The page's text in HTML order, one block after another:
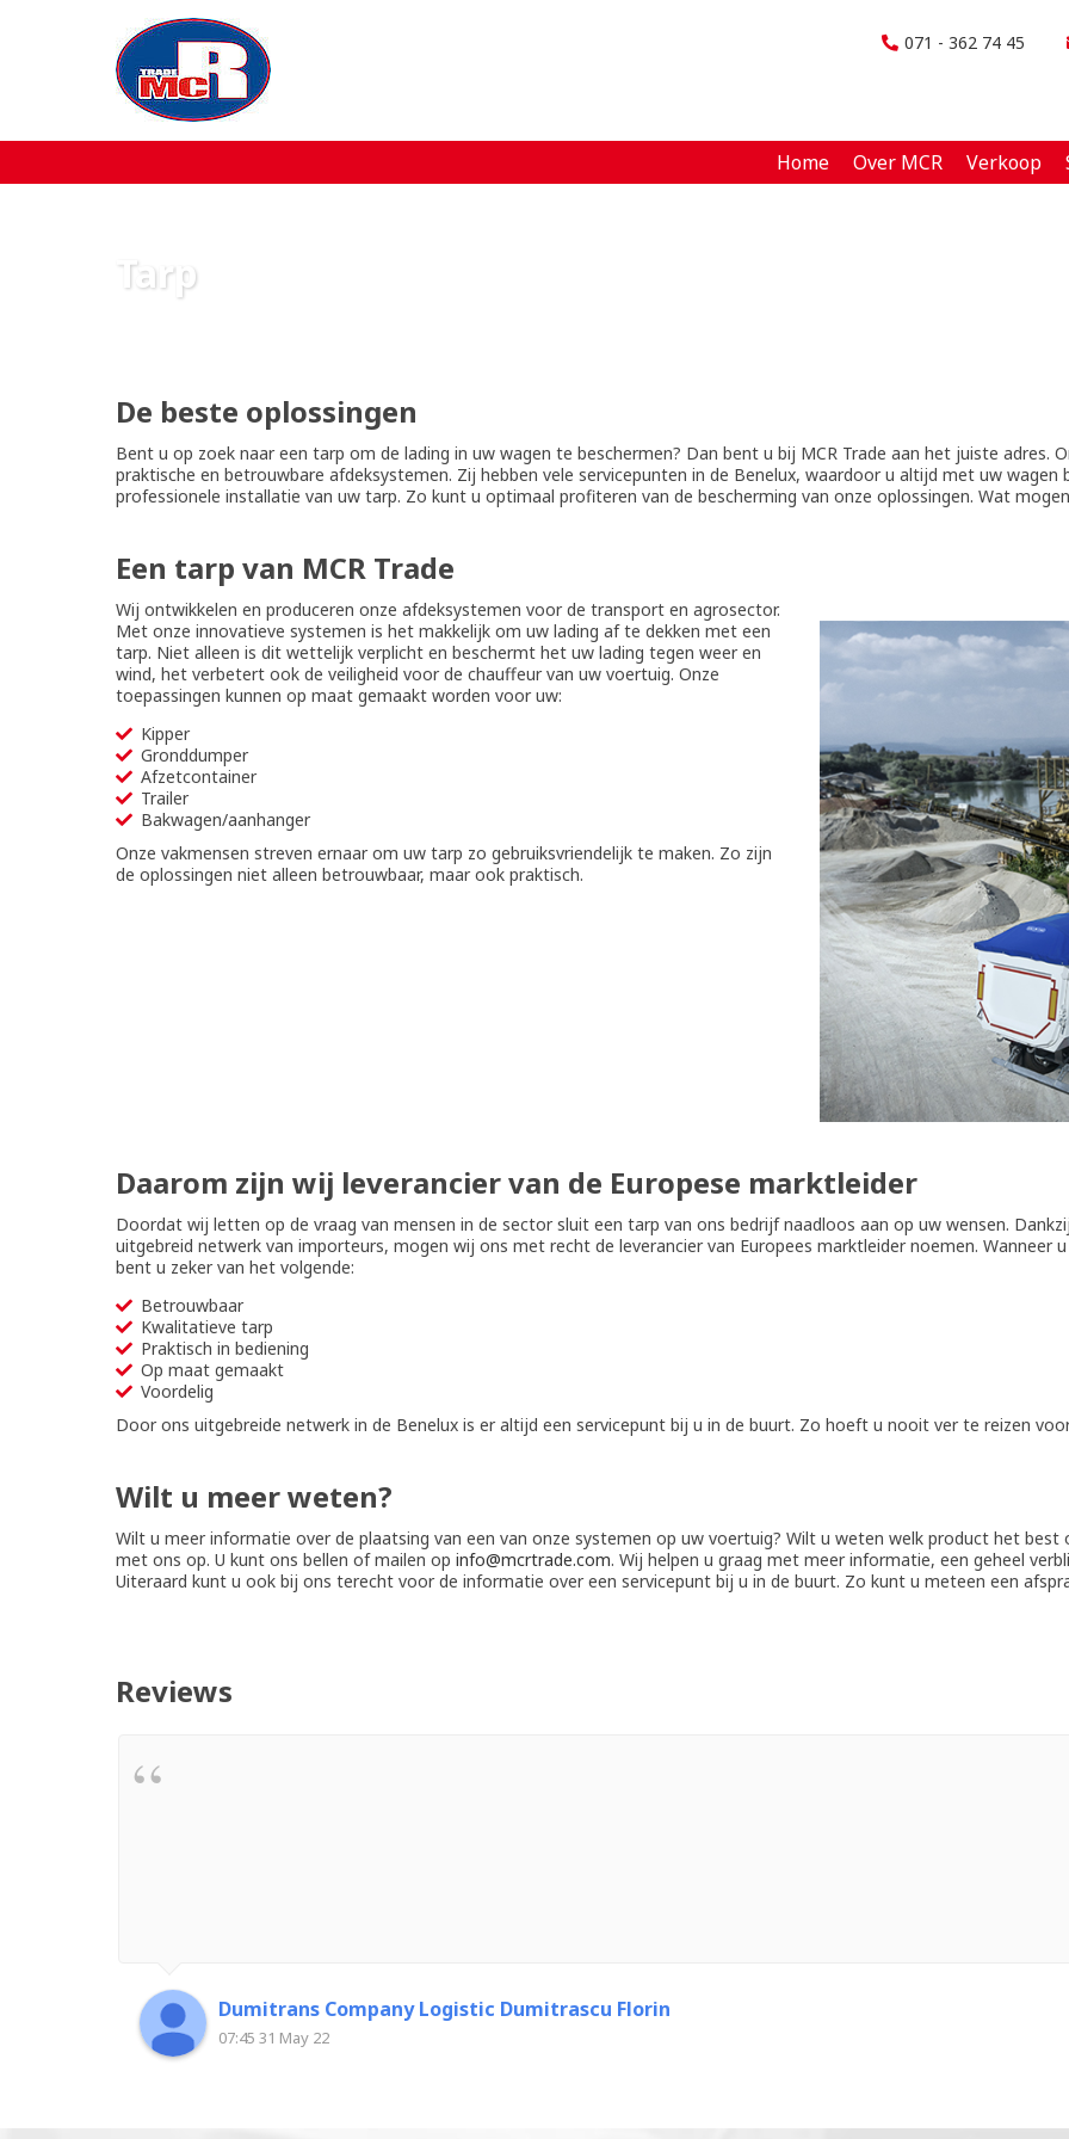
Over MCR
071 - 362 74 45
Home Over MCR Verkoop
Tarp
De beste oplossingen
Bent u op zoek naar een tarp om de lading in uw wagen te beschermen? Dan bent u bij MCR Trade aan het juiste adres.
praktische en betrouwbare afdeksystemen. Zij hebben vele servicepunten in de Benelux, waardoor u altijd met uw
professionele installatie van uw tarp. Zo kunt u optimaal profiteren van de bescherming van onze oplossingen. Wat
Een tarp van MCR Trade
Wij ontwikkelen en produceren onze afdeksystemen voor de transport en agrosector.
Met onze innovatieve systemen is het makkelijk om uw lading af te dekken met een
tarp. Niet alleen is dit wettelijk verplicht en beschermt het uw lading tegen weer en
wind, het verbetert ook de veiligheid voor de chauffeur van uw voertuig. Onze
toepassingen kunnen op maat gemaakt worden voor uw:
Kipper
Gronddumper
Afzetcontainer
Trailer
Bakwagen/aanhanger
Onze vakmensen streven ernaar om uw tarp zo gebruiksvriendelijk te maken. Zo zijn
de oplossingen niet alleen betrouwbaar, maar ook praktisch.
Daarom zijn wij leverancier van de Europese marktleider
Doordat wij letten op de vraag van mensen in de sector sluit een tarp van ons bedrijf naadloos aan op uw wensen.
uitgebreid netwerk van importeurs, mogen wij ons met recht de leverancier van Europees marktleider noemen.
bent u zeker van het volgende:
Betrouwbaar
Kwalitatieve tarp
Praktisch in bediening
Op maat gemaakt
Voordelig
Door ons uitgebreide netwerk in de Benelux is er altijd een servicepunt bij u in de buurt. Zo hoeft u nooit ver te reizen
Wilt u meer weten?
Wilt u meer informatie over de plaatsing van een van onze systemen op uw voertuig? Wilt u weten welk product het
met ons op. U kunt ons bellen of mailen op info@mcrtrade.com. Wij helpen u graag met meer informatie, een geheel
Uiteraard kunt u ook bij ons terecht voor de informatie over een servicepunt bij u in de buurt. Zo kunt u meteen een
Reviews
Dumitrans Company Logistic Dumitrascu Florin
07:45 31 May 22